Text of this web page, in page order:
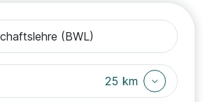
25 km